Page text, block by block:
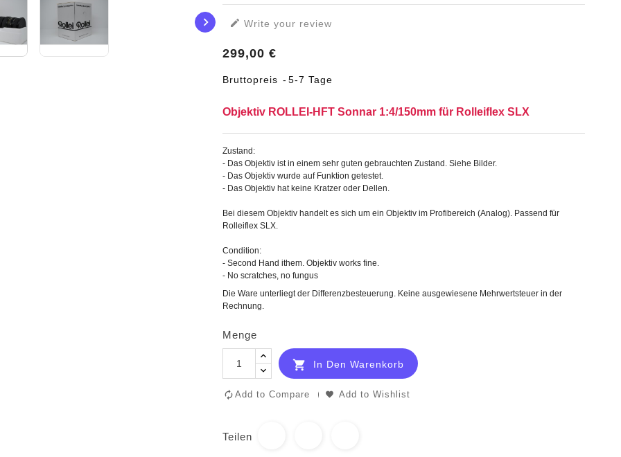
  Write your review
299,00 €
Bruttopreis 5-7 Tage
Objektiv ROLLEI-HFT Sonnar 1:4/150mm für Rolleiflex SLX
Zustand:
- Das Objektiv ist in einem sehr guten gebrauchten Zustand. Siehe Bilder.
- Das Objektiv wurde auf Funktion getestet.
- Das Objektiv hat keine Kratzer oder Dellen.
Bei diesem Objektiv handelt es sich um ein Objektiv im Profibereich (Analog). Passend für
Rolleiflex SLX.
Condition:
- Second Hand ithem. Objektiv works fine.
- No scratches, no fungus
Die Ware unterliegt der Differenzbesteuerung. Keine ausgewiesene Mehrwertsteuer in der
Rechnung.
Menge
 In Den Warenkorb
Add to Compare Add to Wishlist
Teilen